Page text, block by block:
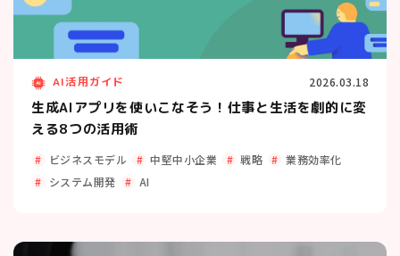
AI活用ガイド 2026.03.18
生成AIアプリを使いこなそう！仕事と生活を劇的に変
える8つの活用術
ビジネスモデル 中堅中小企業 戦略
業務効率化
システム開発
AI